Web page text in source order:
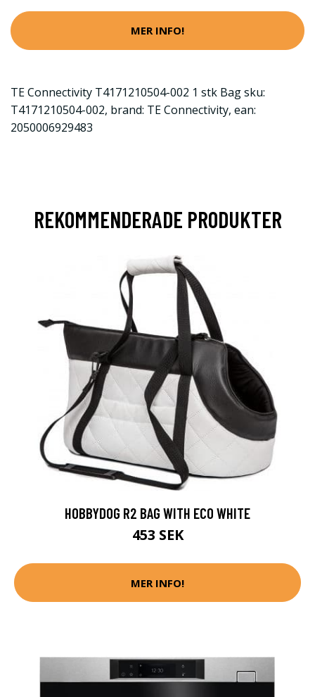
MER INFO!
TE Connectivity T4171210504-002 1 stk Bag sku:
T4171210504-002, brand: TE Connectivity, ean:
2050006929483
REKOMMENDERADE PRODUKTER
HOBBYDOG R2 BAG WITH ECO WHITE
453 SEK
MER INFO!